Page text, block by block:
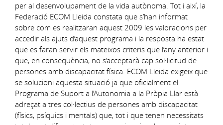
per al desenvolupament de la vida autònoma. Tot i així, la
Federació ECOM Lleida constata que s’han informat
sobre com es realitzaran aquest 2009 les valoracions per
accedir als ajuts d’aquest programa i la resposta ha estat
que es faran servir els mateixos criteris que l’any anterior i
que, en conseqüència, no s’acceptarà cap sol·licitud de
persones amb discapacitat física. ECOM Lleida exigeix que
se solucioni aquesta situació ja que oficialment el
Programa de Suport a l’Autonomia a la Pròpia Llar està
adreçat a tres col·lectius de persones amb discapacitat
(físics, psíquics i mentals) que, tot i que tenen necessitats